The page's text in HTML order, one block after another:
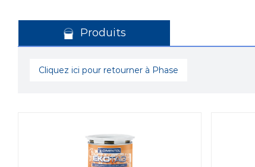
Produits
Cliquez ici pour retourner à Phase